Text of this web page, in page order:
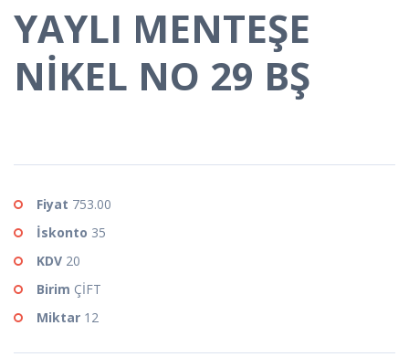
YAYLI MENTEŞE
NİKEL NO 29 BŞ
Fiyat 753.00
İskonto 35
KDV 20
Birim ÇİFT
Miktar 12